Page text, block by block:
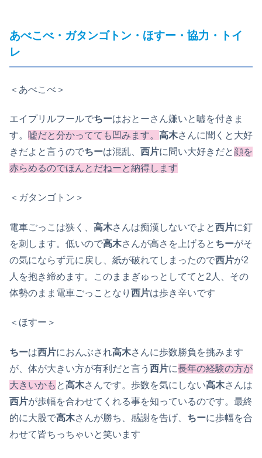
あべこべ・ガタンゴトン・ほすー・協力・トイ
レ
＜あべこべ＞
エイプリルフールでちーはおとーさん嫌いと嘘を付きま
す。 嘘だと分かってても凹みます。 高木さんに聞くと大好
きだよと言うのでちーは混乱、 西片に問い大好きだと 顔を
赤らめるのでほんとだねーと納得します
＜ガタンゴトン＞
電車ごっこは狭く、 高木さんは痴漢しないでよと西片に釘
を刺します。低いので高木さんが高さを上げると ちーがそ
の気にならず元に戻し、紙が破れてしまったので西片が2
人を抱き締めます。このままぎゅっとしててと2人、その
体勢のまま電車ごっことなり 西片は歩き辛いです
＜ほすー＞
ちーは西片におんぶされ高木さんに歩数勝負を挑みます
が、体が大きい方が有利だと言う 西片に長年の経験の方が
大きいかも と高木さんです。歩数を気にしない高木さんは
西片が歩幅を合わせてくれる事を知っているのです。最終
的に大股で高木さんが勝ち、感謝を告げ、 ちーに歩幅を合
わせて皆ちっちゃいと笑います